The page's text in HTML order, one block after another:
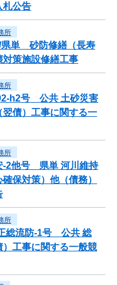
札公告
所
/県単 砂防修繕（長寿
策施設修繕工事
所
h2号 公共 土砂災害
債）工事に関する一
所
-2他号 県単 河川維持
保対策）他（債務）
所
総流防-1号 公共 総
工事に関する一般競